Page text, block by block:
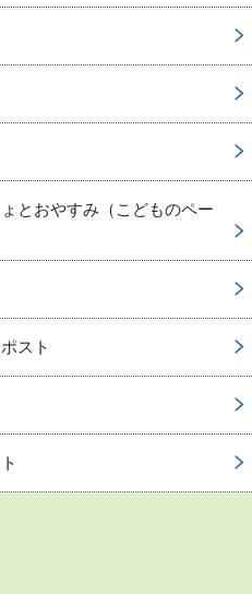
とおやすみ（こどものペー
スト